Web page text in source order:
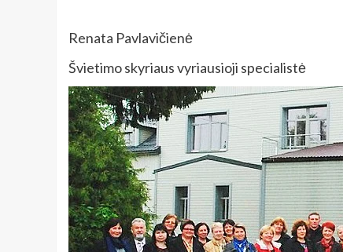
Renata Pavlavičienė
Švietimo skyriaus vyriausioji specialistė